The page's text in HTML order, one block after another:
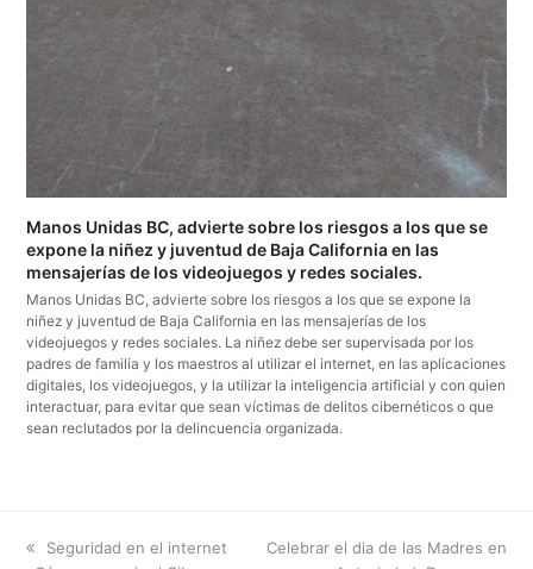
Manos Unidas BC, advierte sobre los riesgos a los que se
expone la niñez y juventud de Baja California en las
mensajerías de los videojuegos y redes sociales.
Manos Unidas BC, advierte sobre los riesgos a los que se expone la
niñez y juventud de Baja California en las mensajerías de los
videojuegos y redes sociales. La niñez debe ser supervisada por los
padres de familia y los maestros al utilizar el internet, en las aplicaciones
digitales, los videojuegos, y la utilizar la inteligencia artificial y con quien
interactuar, para evitar que sean víctimas de delitos cibernéticos o que
sean reclutados por la delincuencia organizada.
previous
Seguridad en el internet
next
Celebrar el dia de las Madres en